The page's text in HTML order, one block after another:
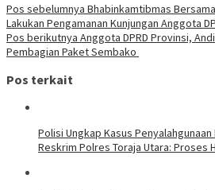
Pos sebelumnya Bhabinkamtibmas
Lakukan Pengamanan Kunjungan Anggota
Pos berikutnya Anggota DPRD Provinsi,
Pembagian Paket Sembako
Pos terkait
Polisi Ungkap Kasus
Reskrim Polres Toraja Utara: Proses